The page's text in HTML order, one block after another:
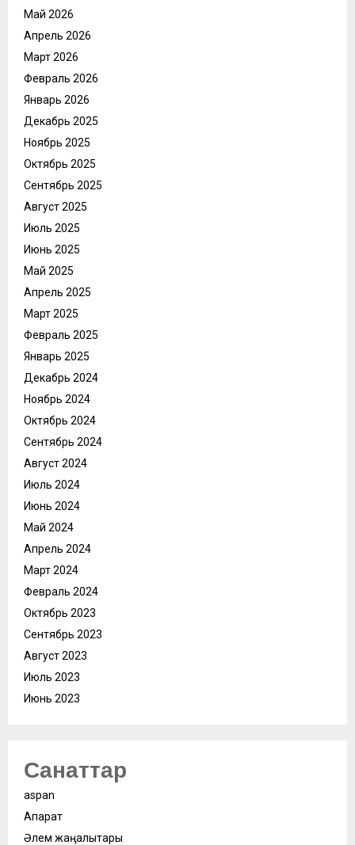
Май 2026
Апрель 2026
Март 2026
Февраль 2026
Январь 2026
Декабрь 2025
Ноябрь 2025
Октябрь 2025
Сентябрь 2025
Август 2025
Июль 2025
Июнь 2025
Май 2025
Апрель 2025
Март 2025
Февраль 2025
Январь 2025
Декабрь 2024
Ноябрь 2024
Октябрь 2024
Сентябрь 2024
Август 2024
Июль 2024
Июнь 2024
Май 2024
Апрель 2024
Март 2024
Февраль 2024
Октябрь 2023
Сентябрь 2023
Август 2023
Июль 2023
Июнь 2023
Санаттар
aspan
Ақпарат
Әлем жаңалықтары